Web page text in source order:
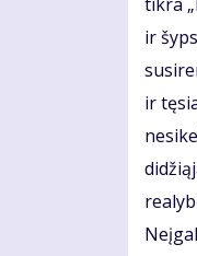
ir
ir